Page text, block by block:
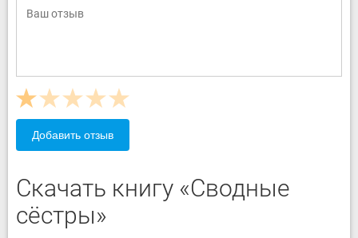
Добавить отзыв
Скачать книгу «Сводные
сёстры»